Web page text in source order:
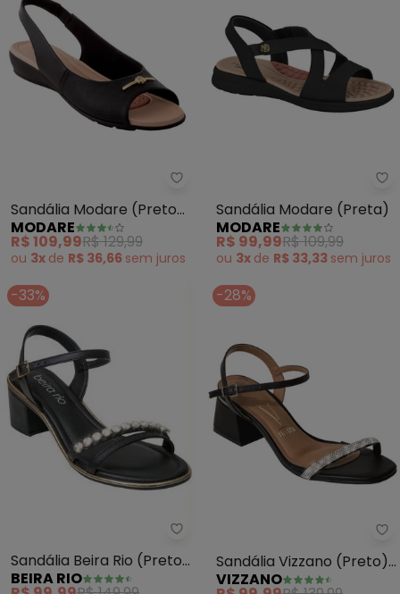
Modare - Sandália Modare
Sandália Modare (Preto)
em Sintético
MODARE
R$ 109,99R$ 129,99
ou 3x de R$ 36,66 sem juros
Sandália Modare (Preta)
MODARE
R$ 99,99R$ 109,99
ou 3x de R$ 33,33 sem juros
-33%
Beira Rio - Sandália Beira Rio
Sandália Beira Rio (Preto)
em Sintético
BEIRA RIO
-28%
Sandália Vizzano (Preto)
em Sintético
VIZZANO